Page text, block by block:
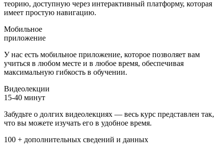
теорию, доступную через интерактивный платформу, которая
имеет простую навигацию.
Мобильное
приложение
У нас есть мобильное приложение, которое позволяет вам
учиться в любом месте и в любое время, обеспечивая
максимальную гибкость в обучении.
Видеолекции
15-40 минут
Забудьте о долгих видеолекциях — весь курс представлен так,
что вы можете изучать его в удобное время.
100 + дополнительных сведений и данных